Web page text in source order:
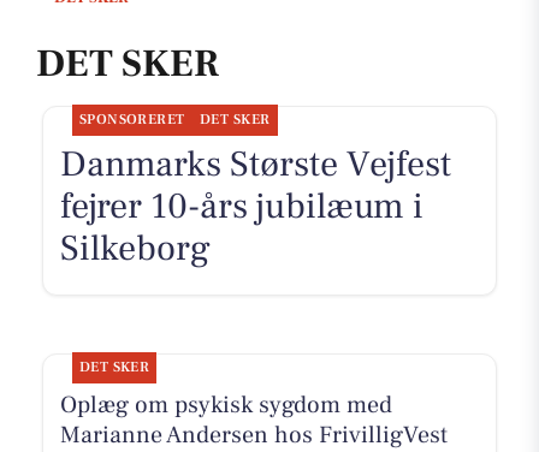
DET SKER
SPONSORERET DET SKER
Danmarks Største Vejfest
fejrer 10-års jubilæum i
Silkeborg
DET SKER
Oplæg om psykisk sygdom med
Marianne Andersen hos FrivilligVest